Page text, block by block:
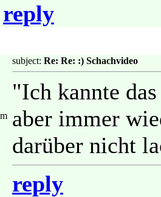
reply
subject: Re: Re: :) Schachvideo
"Ich kannte
aber immer
darüber nicht
reply